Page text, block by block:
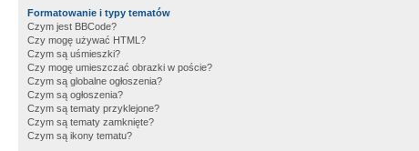
Formatowanie i typy tematów
Czym jest BBCode?
Czy mogę używać HTML?
Czym są uśmieszki?
Czy mogę umieszczać obrazki w poście?
Czym są globalne ogłoszenia?
Czym są ogłoszenia?
Czym są tematy przyklejone?
Czym są tematy zamknięte?
Czym są ikony tematu?